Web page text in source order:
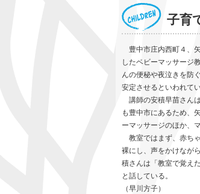
子育
豊中市庄内西町４、
したベビーマッサージ
んの便秘や夜泣きを防
安定させるといわれてい
講師の安積早苗さん
も豊中市にあるため、
ーマッサージのほか、
教室ではまず、赤ち
裸にし、声をかけなが
積さんは「教室で覚え
と話している。
（早川方子）